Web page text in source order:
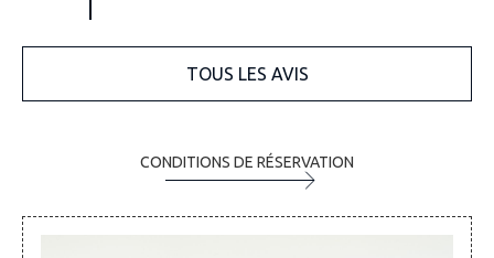
TOUS LES AVIS
CONDITIONS DE RÉSERVATION